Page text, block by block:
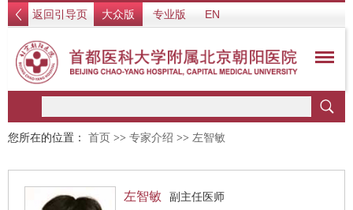
返回引导页 大众版 专业版 EN
您所在的位置： 首页 >> 专家介绍 >> 左智敏
左智敏
副主任医师